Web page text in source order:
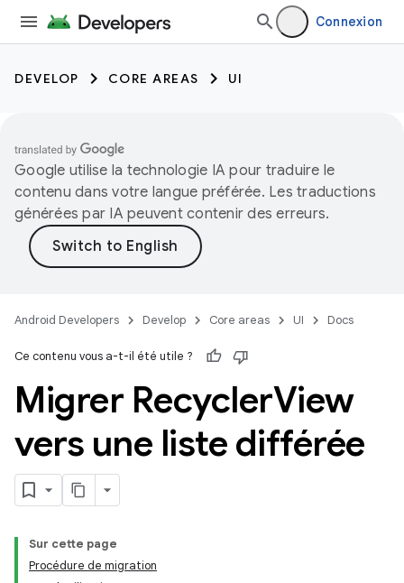
Connexion
DEVELOP CORE AREAS UI
Google utilise la technologie IA pour traduire le
contenu dans votre langue préférée. Les traductions
générées par IA peuvent contenir des erreurs.
Android Developers Develop Core areas UI Docs
Ce contenu vous a-t-il été utile ?
Migrer RecyclerView
vers une liste différée
Sur cette page
Procédure de migration